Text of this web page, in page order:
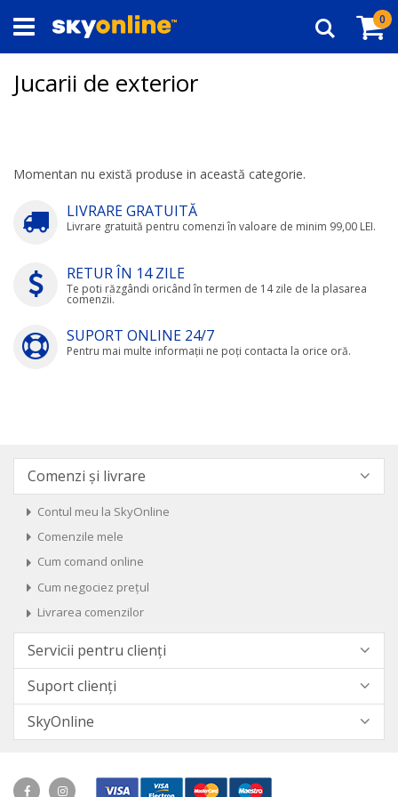
la
Conținut
0
Căutare
Jucarii de exterior
Momentan nu există produse in această categorie.
LIVRARE GRATUITĂ
Livrare gratuită pentru comenzi în valoare de minim 99,00 LEI.
RETUR ÎN 14 ZILE
Te poti răzgândi oricând în termen de 14 zile de la plasarea
comenzii.
SUPORT ONLINE 24/7
Pentru mai multe informații ne poți contacta la orice oră.
Comenzi și livrare
Contul meu la SkyOnline
Comenzile mele
Cum comand online
Cum negociez prețul
Livrarea comenzilor
Servicii pentru clienți
Suport clienți
SkyOnline